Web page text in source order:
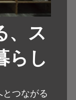
、ス
らし
つながる